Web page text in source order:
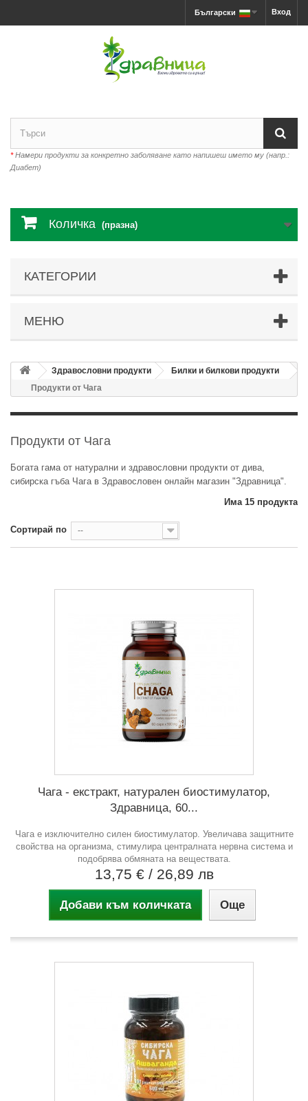
Вход
Български
*Намери продукти за конкретно заболяване като напишеш името му (напр.:
Диабет)
Количка (празна)
КАТЕГОРИИ
МЕНЮ
Здравословни продукти
Билки и билкови продукти
Продукти от Чага
Продукти от Чага
Богата гама от натурални и здравословни продукти от дива,
сибирска гъба Чага в Здравословен онлайн магазин "Здравница".
Има 15 продукта
Сортирай по --
Чага - екстракт, натурален биостимулатор,
Здравница, 60...
Чага е изключително силен биостимулатор. Увеличава защитните
свойства на организма, стимулира централната нервна система и
подобрява обмяната на веществата.
13,75 € / 26,89 лв
Добави към количката Още